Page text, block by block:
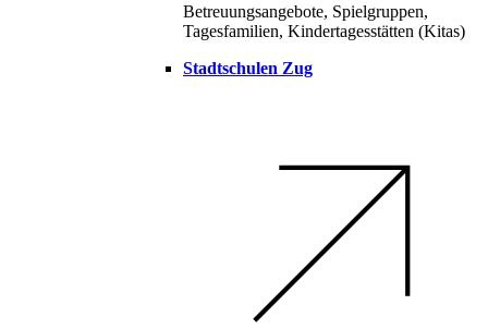
Betreuungsangebote, Spielgruppen,
Tagesfamilien, Kindertagesstätten (Kitas)
Stadtschulen Zug